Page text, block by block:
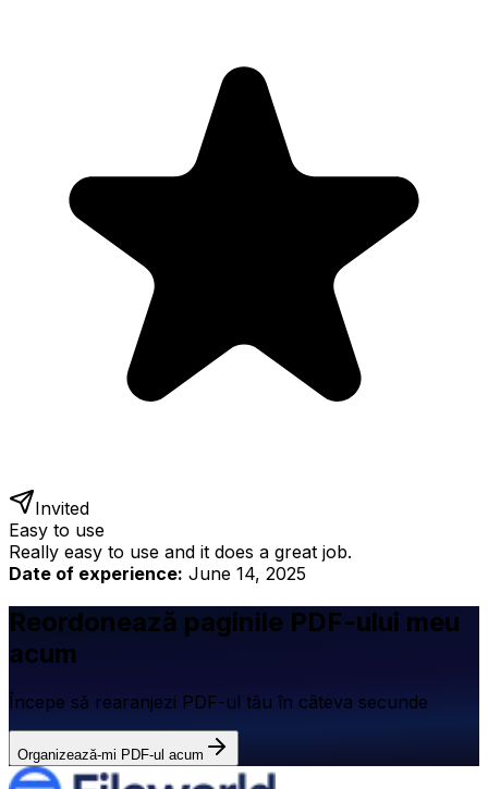
Invited
Easy to use
Really easy to use and it does a great job.
Date of experience: June 14, 2025
Reordonează paginile PDF-ului meu
acum
Începe să rearanjezi PDF-ul tău în câteva secunde
Organizează-mi PDF-ul acum